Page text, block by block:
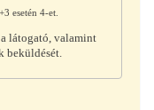
esetén 4-et.
látogató, valamint
beküldését.